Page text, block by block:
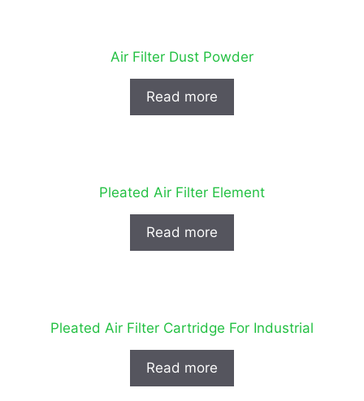
Air Filter Dust Powder
Read more
Pleated Air Filter Element
Read more
Pleated Air Filter Cartridge For Industrial
Read more